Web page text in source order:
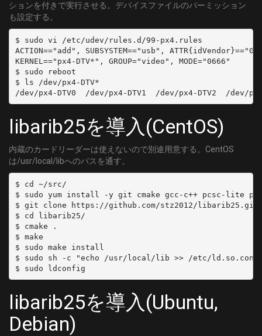
ションを付きで実行させる。デバイスファイルのパーミッション
も設定する。
$ sudo vi /etc/udev/rules.d/99-px4.rules
ACTION=="add", SUBSYSTEM=="usb",
KERNEL=="px4-DTV*", GROUP="video", MODE="0666"
$ sudo reboot
$ ls /dev/px4-DTV*
libarib25を導入(CentOS)
内蔵のカードリーダーは使えないので別途用意する。CentOS
は/usr/local/libへのパスを通す。
$ cd ~/src/
$ sudo yum install -y git cmake gcc-c++ pcsc-lite
$ git clone https://github.com/stz2012/libarib25.git
$ cd libarib25/
$ cmake .
$ make
$ sudo make install
$ sudo sh -c "echo /usr/local/lib >> /etc/
libarib25を導入(Ubuntu,
Debian)